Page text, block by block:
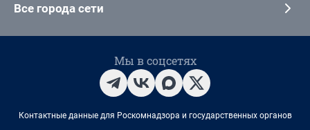
Все города сети
Мы в соцсетях
Контактные данные для Роскомнадзора и государственных органов